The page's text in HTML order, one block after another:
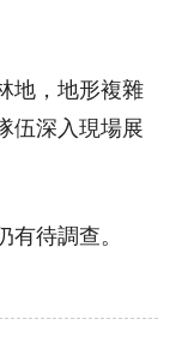
地，地形複雜
伍深入現場展
待調查。